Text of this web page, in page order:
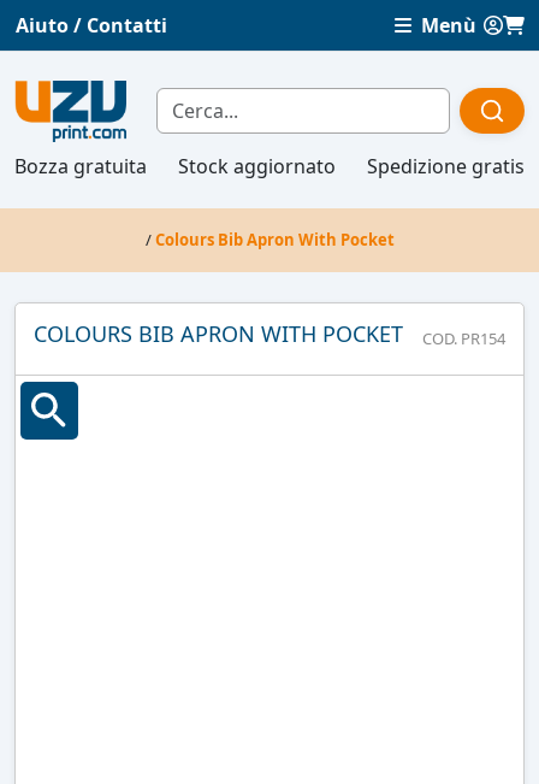
Aiuto / Contatti Menù
Bozza gratuita Stock aggiornato Spedizione gratis
/Colours Bib Apron With Pocket
COLOURS BIB APRON WITH POCKET COD. PR154